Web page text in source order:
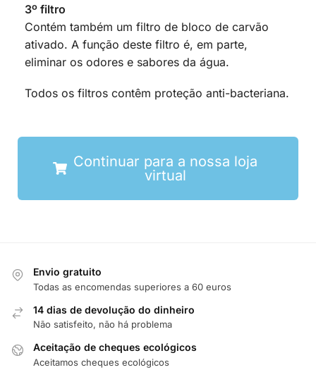
3º filtro
Contém também um filtro de bloco de carvão
ativado. A função deste filtro é, em parte,
eliminar os odores e sabores da água.
Todos os filtros contêm proteção anti-bacteriana.
Continuar para a nossa loja
virtual
Envio gratuito
Todas as encomendas superiores a 60 euros
14 dias de devolução do dinheiro
Não satisfeito, não há problema
Aceitação de cheques ecológicos
Aceitamos cheques ecológicos